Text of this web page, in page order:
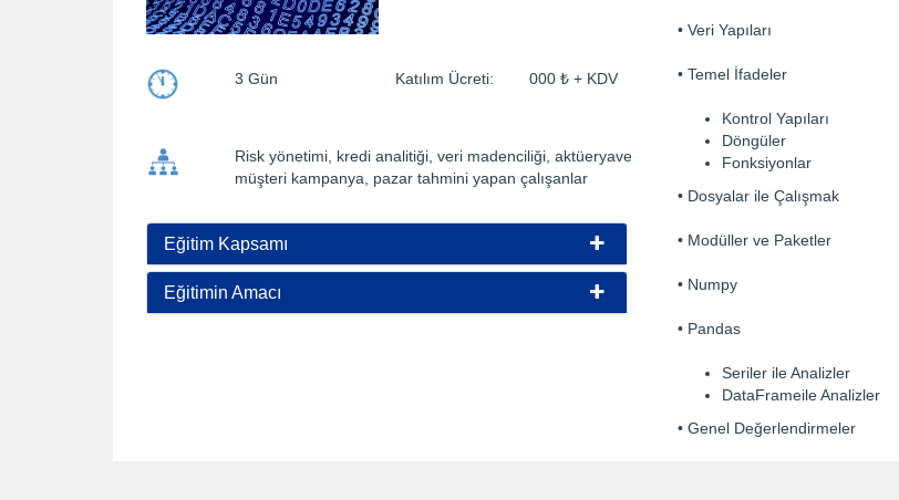
3 Gün Katılım Ücreti: 000 ₺ + KDV
Risk yönetimi, kredi analitiği, veri madenciliği, aktüeryave
müşteri kampanya, pazar tahmini yapan çalışanlar
Eğitim Kapsamı
Eğitimin Amacı
• Veri Yapıları
• Temel İfadeler
Kontrol Yapıları
Döngüler
Fonksiyonlar
• Dosyalar ile Çalışmak
• Modüller ve Paketler
• Numpy
• Pandas
Seriler ile Analizler
DataFrameile Analizler
• Genel Değerlendirmeler